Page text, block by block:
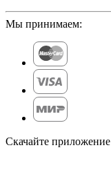
Мы принимаем:
Скачайте приложение